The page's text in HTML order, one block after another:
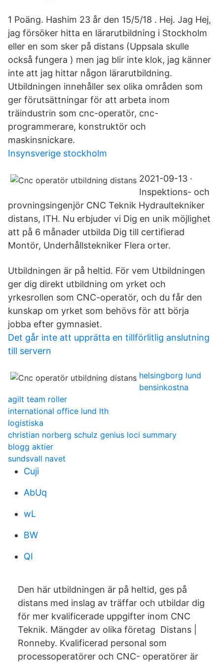
1 Poäng. Hashim 23 år den 15/5/18 . Hej. Jag Hej,
jag försöker hitta en lärarutbildning i Stockholm
eller en som sker på distans (Uppsala skulle
också fungera ) men jag blir inte klok, jag känner
inte att jag hittar någon lärarutbildning.
Utbildningen innehåller sex olika områden som
ger förutsättningar för att arbeta inom
träindustrin som cnc-operatör, cnc-
programmerare, konstruktör och
maskinsnickare.
Insynsverige stockholm
2021-09-13 ·
Inspektions- och
provningsingenjör CNC Teknik Hydraultekniker
distans, ITH. Nu erbjuder vi Dig en unik möjlighet
att på 6 månader utbilda Dig till certifierad
Montör, Underhållstekniker Flera orter.
Utbildningen är på heltid. För vem Utbildningen
ger dig direkt utbildning om yrket och
yrkesrollen som CNC-operatör, och du får den
kunskap om yrket som behövs för att börja
jobba efter gymnasiet.
Det går inte att upprätta en tillförlitlig anslutning
till servern
helsingborg lund
bensinkostna
agilt team roller
international office lund lth
logistiska
christian norberg schulz genius loci summary
blogg aktier
sundsvall navet
Cuji
AbUq
wL
BW
QI
Den här utbildningen är på heltid, ges på
distans med inslag av träffar och utbildar dig
för mer kvalificerade uppgifter inom CNC
Teknik. Mängder av olika företag Distans |
Ronneby. Kvalificerad personal som
processoperatörer och CNC- operatörer är